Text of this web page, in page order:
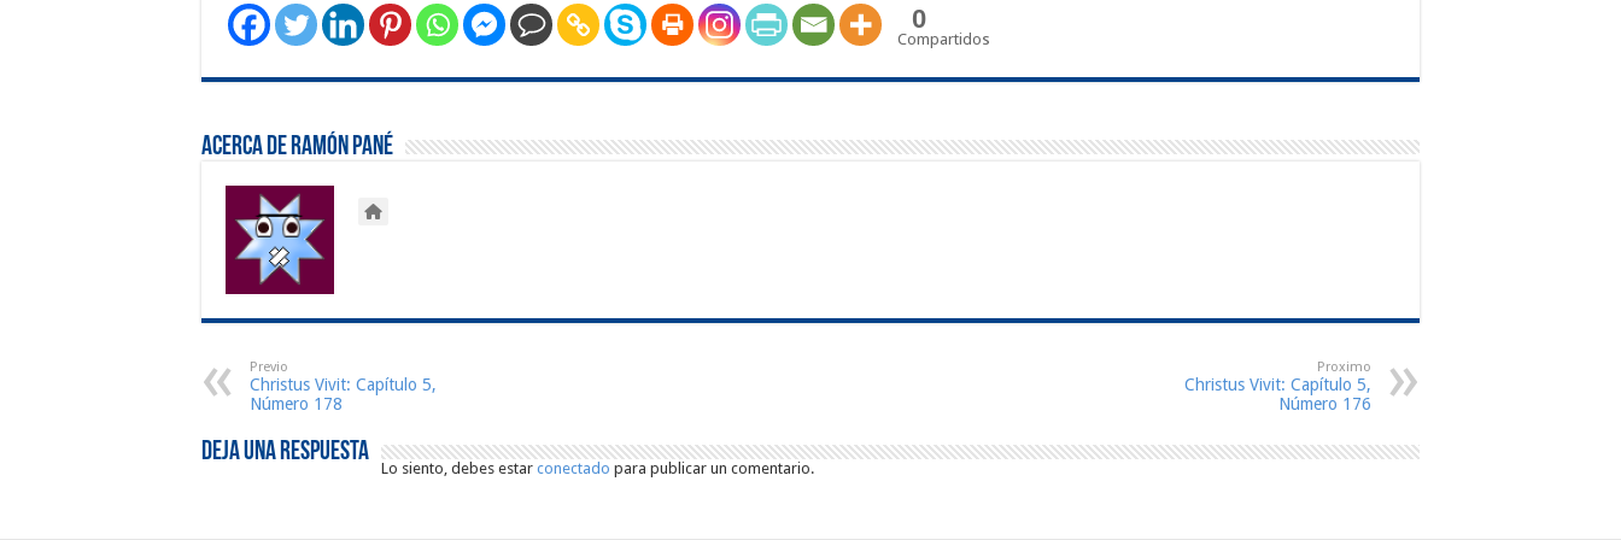
0
Compartidos
Acerca de Ramón Pané
Previo
Christus Vivit: Capítulo 5,
Número 178
Proximo
Christus Vivit: Capítulo 5,
Número 176
Deja una respuesta
Lo siento, debes estar conectado para publicar un comentario.